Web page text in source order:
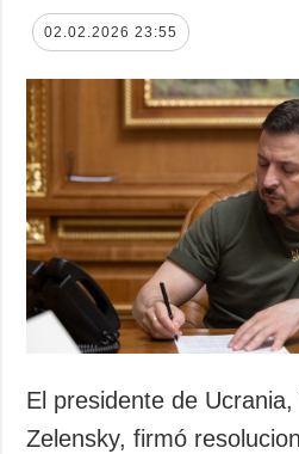
02.02.2026 23:55
El presidente de
Zelensky, firmó